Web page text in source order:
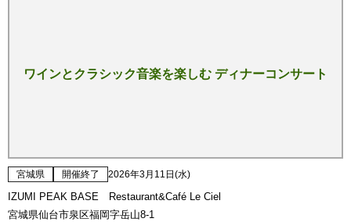
ワインとクラシック音楽を楽しむ ディナーコンサート
宮城県 開催終了 2026年3月11日(水)
IZUMI PEAK BASE Restaurant&Café Le Ciel
宮城県仙台市泉区福岡字岳山8-1